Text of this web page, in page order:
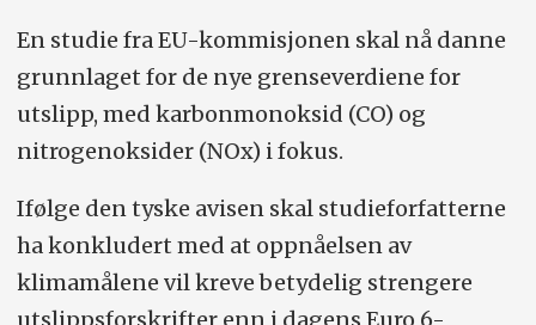
En studie fra EU-kommisjonen skal nå danne
grunnlaget for de nye grenseverdiene for
utslipp, med karbonmonoksid (CO) og
nitrogenoksider (NOx) i fokus.
Ifølge den tyske avisen skal studieforfatterne
ha konkludert med at oppnåelsen av
klimamålene vil kreve betydelig strengere